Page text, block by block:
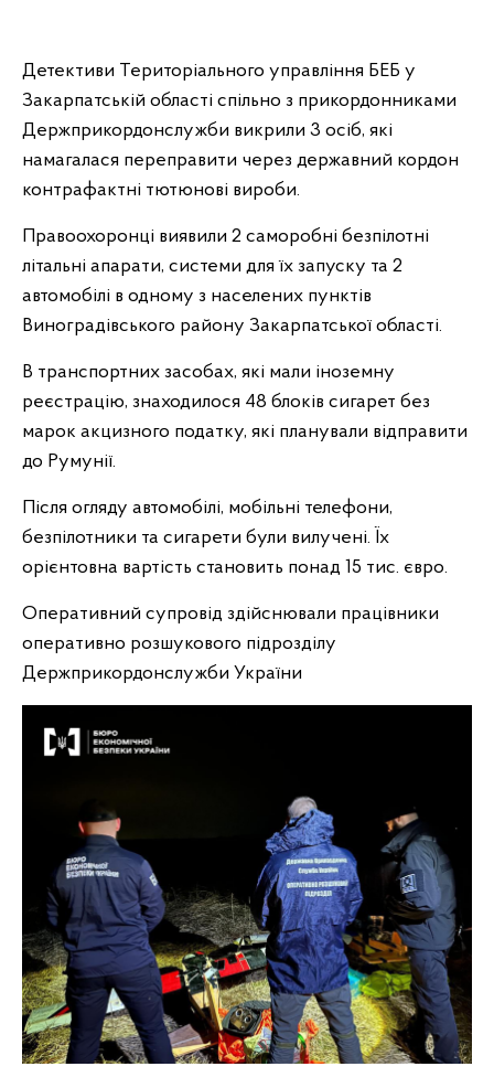
Детективи Територіального управління БЕБ у
Закарпатській області спільно з прикордонниками
Держприкордонслужби викрили 3 осіб, які
намагалася переправити через державний кордон
контрафактні тютюнові вироби.
Правоохоронці виявили 2 саморобні безпілотні
літальні апарати, системи для їх запуску та 2
автомобілі в одному з населених пунктів
Виноградівського району Закарпатської області.
В транспортних засобах, які мали іноземну
реєстрацію, знаходилося 48 блоків сигарет без
марок акцизного податку, які планували відправити
до Румунії.
Після огляду автомобілі, мобільні телефони,
безпілотники та сигарети були вилучені. Їх
орієнтовна вартість становить понад 15 тис. євро.
Оперативний супровід здійснювали працівники
оперативно розшукового підрозділу
Держприкордонслужби України